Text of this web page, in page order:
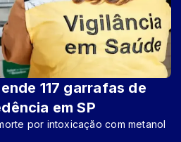
117 garrafas de
em SP
por intoxicação com metanol